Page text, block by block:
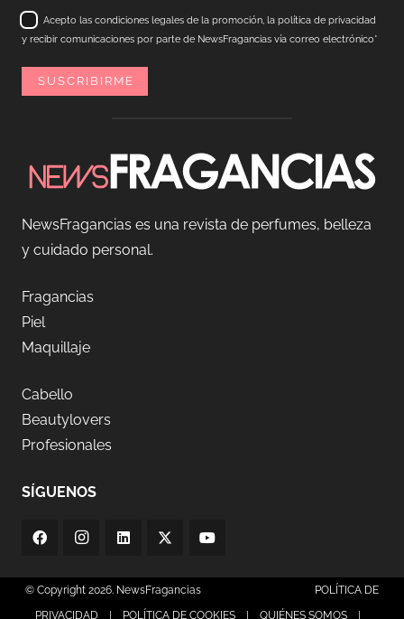
Acepto las condiciones legales de la promoción, la política de privacidad
y recibir comunicaciones por parte de NewsFragancias vía correo electrónico*
NewsFragancias es una revista de perfumes, belleza
y cuidado personal.
Fragancias
Piel
Maquillaje
Cabello
Beautylovers
Profesionales
SÍGUENOS
© Copyright 2026. NewsFragancias
POLÍTICA DE
PRIVACIDAD
POLÍTICA DE COOKIES QUIÉNES SOMOS